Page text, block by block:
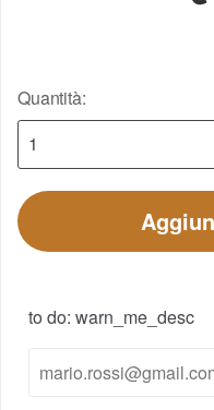
Quantità:
to do: warn_me_desc